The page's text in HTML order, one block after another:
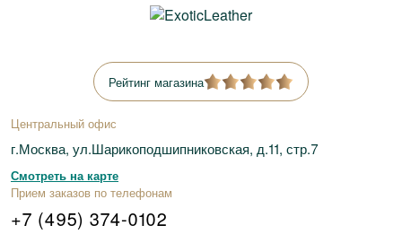
Рейтинг магазина
Центральный офис
г.Москва, ул.Шарикоподшипниковская, д.11, стр.7
Смотреть на карте
Прием заказов по телефонам
+7 (495) 374-0102